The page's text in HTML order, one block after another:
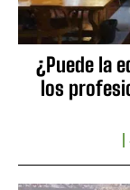
¿Puede la
los